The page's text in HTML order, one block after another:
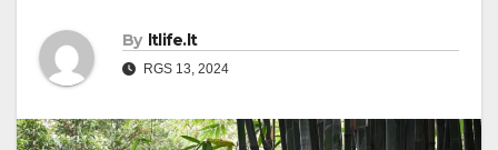
By ltlife.lt
RGS 13, 2024